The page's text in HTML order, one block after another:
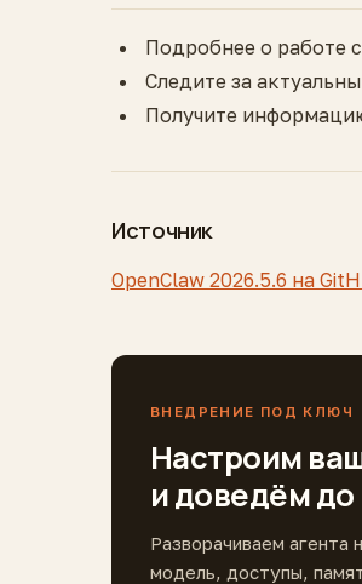
Подробнее о работе
Следите за
Получите
Источник
OpenClaw 2026.5.6 на
ВНЕДРЕНИЕ ПОД КЛЮЧ
Настроим
и доведём
Разворачиваем агента
модель, доступы,